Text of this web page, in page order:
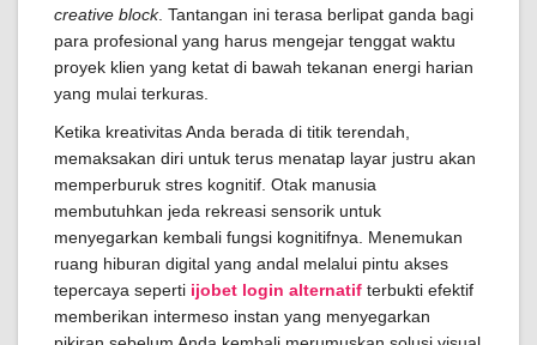
creative block. Tantangan ini terasa berlipat ganda bagi
para profesional yang harus mengejar tenggat waktu
proyek klien yang ketat di bawah tekanan energi harian
yang mulai terkuras.
Ketika kreativitas Anda berada di titik terendah,
memaksakan diri untuk terus menatap layar justru akan
memperburuk stres kognitif. Otak manusia
membutuhkan jeda rekreasi sensorik untuk
menyegarkan kembali fungsi kognitifnya. Menemukan
ruang hiburan digital yang andal melalui pintu akses
tepercaya seperti ijobet login alternatif terbukti efektif
memberikan intermeso instan yang menyegarkan